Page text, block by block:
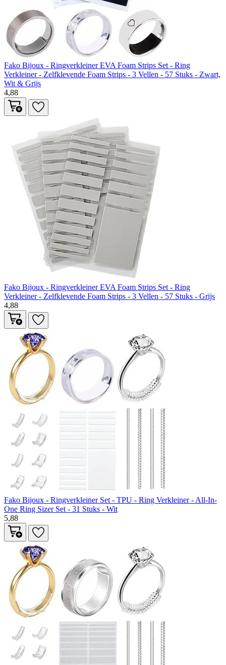
Fako Bijoux - Ringverkleiner EVA Foam Strips Set - Ring
Verkleiner - Zelfklevende Foam Strips - 3 Vellen - 57 Stuks - Zwart,
Wit & Grijs
4,88
Fako Bijoux - Ringverkleiner EVA Foam Strips Set - Ring
Verkleiner - Zelfklevende Foam Strips - 3 Vellen - 57 Stuks - Grijs
4,88
Fako Bijoux - Ringverkleiner Set - TPU - Ring Verkleiner - All-In-
One Ring Sizer Set - 31 Stuks - Wit
5,88